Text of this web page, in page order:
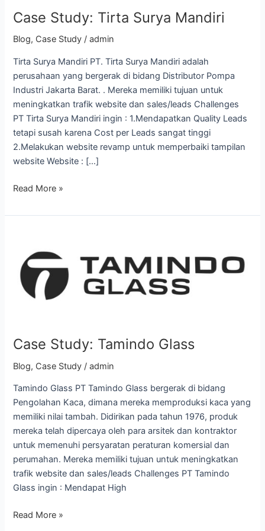
Case Study: Tirta Surya Mandiri
Blog, Case Study /admin
Tirta Surya Mandiri PT. Tirta Surya Mandiri adalah
perusahaan yang bergerak di bidang Distributor Pompa
Industri Jakarta Barat. . Mereka memiliki tujuan untuk
meningkatkan trafik website dan sales/leads Challenges
PT Tirta Surya Mandiri ingin : 1.Mendapatkan Quality Leads
tetapi susah karena Cost per Leads sangat tinggi
2.Melakukan website revamp untuk memperbaiki tampilan
website Website : […]
Read More »
Case Study: Tamindo Glass
Blog, Case Study /admin
Tamindo Glass PT Tamindo Glass bergerak di bidang
Pengolahan Kaca, dimana mereka memproduksi kaca yang
memiliki nilai tambah. Didirikan pada tahun 1976, produk
mereka telah dipercaya oleh para arsitek dan kontraktor
untuk memenuhi persyaratan peraturan komersial dan
perumahan. Mereka memiliki tujuan untuk meningkatkan
trafik website dan sales/leads Challenges PT Tamindo
Glass ingin : Mendapat High
Study:
Tamindo
Glass
Read More »